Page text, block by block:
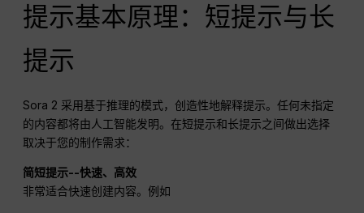
提示基本原理：短提示与长
提示
Sora 2 采用基于推理的模式，创造性地解释提示。任何未指定
的内容都将由人工智能发明。在短提示和长提示之间做出选择
取决于您的制作需求：
简短提示--快速、高效
非常适合快速创建内容。例如